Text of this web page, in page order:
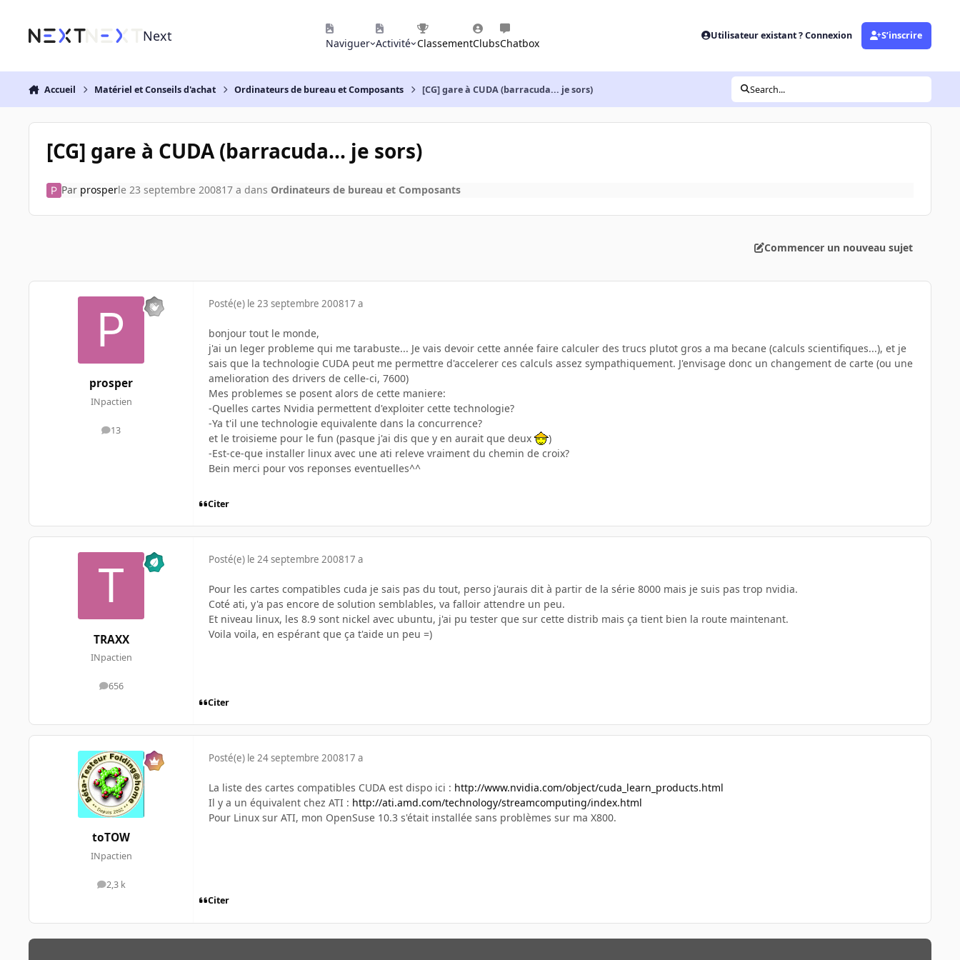
Next Naviguer Activité ClassementClubsChatbox
Utilisateur existant ? Connexion S’inscrire
Accueil Matériel et Conseils d'achat Ordinateurs de bureau et Composants [CG] gare à CUDA (barracuda... je sors) Search...
[CG] gare à CUDA (barracuda... je sors)
Par prosperle 23 septembre 200817 a dans Ordinateurs de bureau et Composants
Commencer un nouveau sujet
prosper
INpactien
13
messages
Posté(e) le 23 septembre 200817 a
bonjour tout le monde,
j'ai un leger probleme qui me tarabuste... Je vais devoir cette année faire calculer des trucs plutot gros a ma becane (calculs scientifiques...), et je
sais que la technologie CUDA peut me permettre d'accelerer ces calculs assez sympathiquement. J'envisage donc un changement de carte (ou une
amelioration des drivers de celle-ci, 7600)
Mes problemes se posent alors de cette maniere:
-Quelles cartes Nvidia permettent d'exploiter cette technologie?
-Ya t'il une technologie equivalente dans la concurrence?
et le troisieme pour le fun (pasque j'ai dis que y en aurait que deux
)
-Est-ce-que installer linux avec une ati releve vraiment du chemin de croix?
Bein merci pour vos reponses eventuelles^^
Citer
TRAXX
INpactien
656
messages
Posté(e) le 24 septembre 200817 a
Pour les cartes compatibles cuda je sais pas du tout, perso j'aurais dit à partir de la série 8000 mais je suis pas trop nvidia.
Coté ati, y'a pas encore de solution semblables, va falloir attendre un peu.
Et niveau linux, les 8.9 sont nickel avec ubuntu, j'ai pu tester que sur cette distrib mais ça tient bien la route maintenant.
Voila voila, en espérant que ça t'aide un peu =)
Citer
toTOW
INpactien
2,3 k
messages
Posté(e) le 24 septembre 200817 a
La liste des cartes compatibles CUDA est dispo ici : http://www.nvidia.com/object/cuda_learn_products.html
Il y a un équivalent chez ATI : http://ati.amd.com/technology/streamcomputing/index.html
Pour Linux sur ATI, mon OpenSuse 10.3 s'était installée sans problèmes sur ma X800.
Citer